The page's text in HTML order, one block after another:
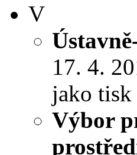
V
17. 4.
jako tisk
Výbor